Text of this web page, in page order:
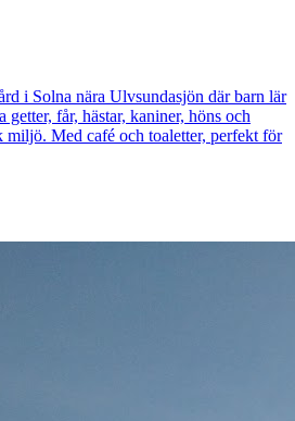
i Solna nära Ulvsundasjön där barn lär
får, hästar, kaniner, höns och
Med café och toaletter, perfekt för